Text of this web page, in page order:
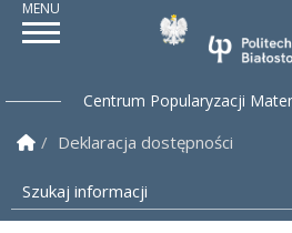
Centrum Popularyzacji
Strona Główna
Deklaracja dostępności
Szukaj informacji